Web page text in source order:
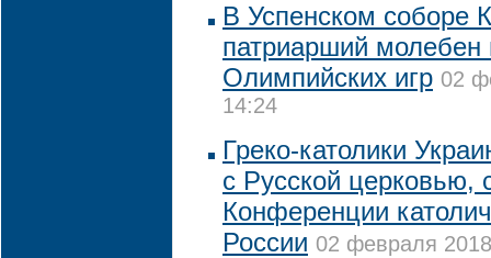
В Успенском соборе
патриарший молебен
Олимпийских игр 02
14:24
Греко-католики
с Русской церковью,
Конференции
России 02 февраля